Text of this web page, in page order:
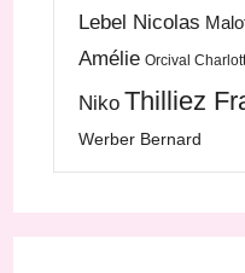
Lebel Nicolas
Amélie Orcival
Niko Thilliez
Werber Bernard